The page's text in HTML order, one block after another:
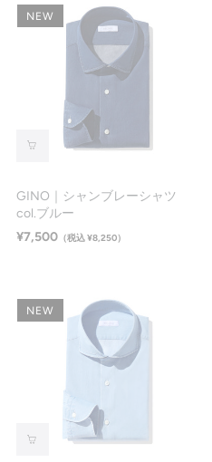
NEW
GINO｜シャンブレーシャツ
col.ブルー
¥7,500（税込 ¥8,250）
NEW